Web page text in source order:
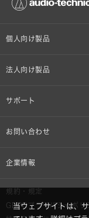
個人向け製品
オンラインストア限定
法人向け製品
設備音響機器
半導体レーザー応用製品
サポート
個人向け製品サポート
お問い合わせ
その他、メディア 取材
企業情報
株式会社オーディオテク
規約・規定
GDPRプライバシーポリ
当ウェブサイトは、